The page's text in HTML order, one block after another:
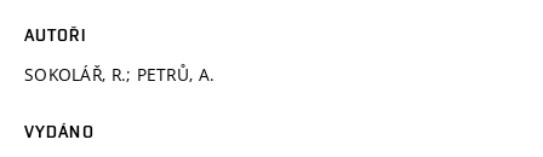
AUTOŘI
SOKOLÁŘ, R.; PETRŮ, A.
VYDÁNO